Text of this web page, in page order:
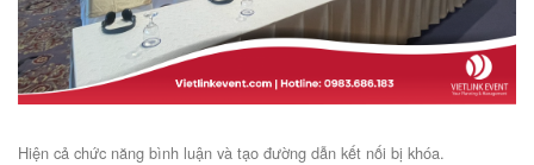
Hiện cả chức năng bình luận và tạo đường dẫn kết nối bị khóa.